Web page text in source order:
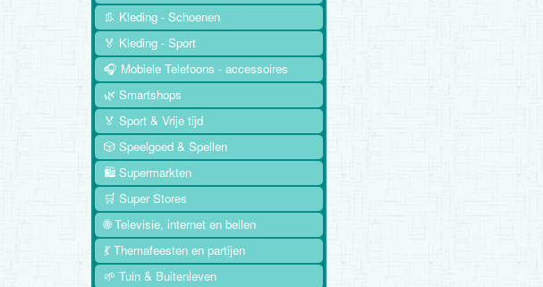
👢 Kleding - Schoenen
🏅 Kleding - Sport
🎧 Mobiele Telefoons - accessoires
🌿 Smartshops
🏅 Sport & Vrije tijd
🎲 Speelgoed & Spellen
🛍️ Supermarkten
🛒 Super Stores
🌐 Televisie, internet en bellen
💃 Themafeesten en partijen
🌱 Tuin & Buitenleven